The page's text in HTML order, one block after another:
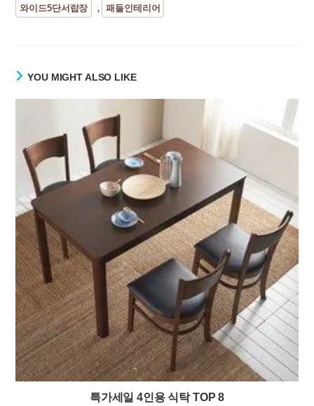
와이드5단서랍장 , 패들인테리어
YOU MIGHT ALSO LIKE
특가세일 4인용 식탁 TOP 8